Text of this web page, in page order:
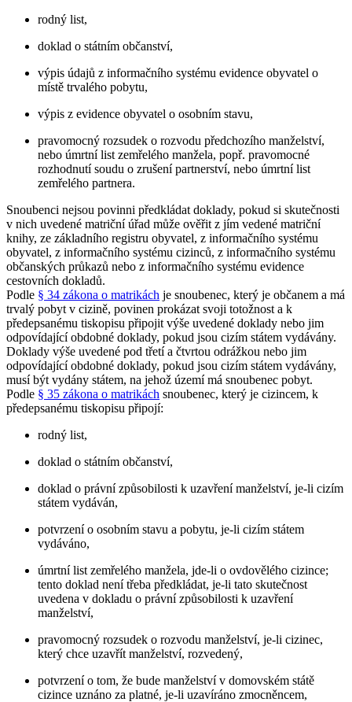
rodný list,
doklad o státním občanství,
výpis údajů z informačního systému evidence obyvatel o
místě trvalého pobytu,
výpis z evidence obyvatel o osobním stavu,
pravomocný rozsudek o rozvodu předchozího manželství,
nebo úmrtní list zemřelého manžela, popř. pravomocné
rozhodnutí soudu o zrušení partnerství, nebo úmrtní list
zemřelého partnera.
Snoubenci nejsou povinni předkládat doklady, pokud si skutečnosti
v nich uvedené matriční úřad může ověřit z jím vedené matriční
knihy, ze základního registru obyvatel, z informačního systému
obyvatel, z informačního systému cizinců, z informačního systému
občanských průkazů nebo z informačního systému evidence
cestovních dokladů.
Podle § 34 zákona o matrikách je snoubenec, který je občanem a má
trvalý pobyt v cizině, povinen prokázat svoji totožnost a k
předepsanému tiskopisu připojit výše uvedené doklady nebo jim
odpovídající obdobné doklady, pokud jsou cizím státem vydávány.
Doklady výše uvedené pod třetí a čtvrtou odrážkou nebo jim
odpovídající obdobné doklady, pokud jsou cizím státem vydávány,
musí být vydány státem, na jehož území má snoubenec pobyt.
Podle § 35 zákona o matrikách snoubenec, který je cizincem, k
předepsanému tiskopisu připojí:
rodný list,
doklad o státním občanství,
doklad o právní způsobilosti k uzavření manželství, je-li cizím
státem vydáván,
potvrzení o osobním stavu a pobytu, je-li cizím státem
vydáváno,
úmrtní list zemřelého manžela, jde-li o ovdovělého cizince;
tento doklad není třeba předkládat, je-li tato skutečnost
uvedena v dokladu o právní způsobilosti k uzavření
manželství,
pravomocný rozsudek o rozvodu manželství, je-li cizinec,
který chce uzavřít manželství, rozvedený,
potvrzení o tom, že bude manželství v domovském státě
cizince uznáno za platné, je-li uzavíráno zmocněncem,